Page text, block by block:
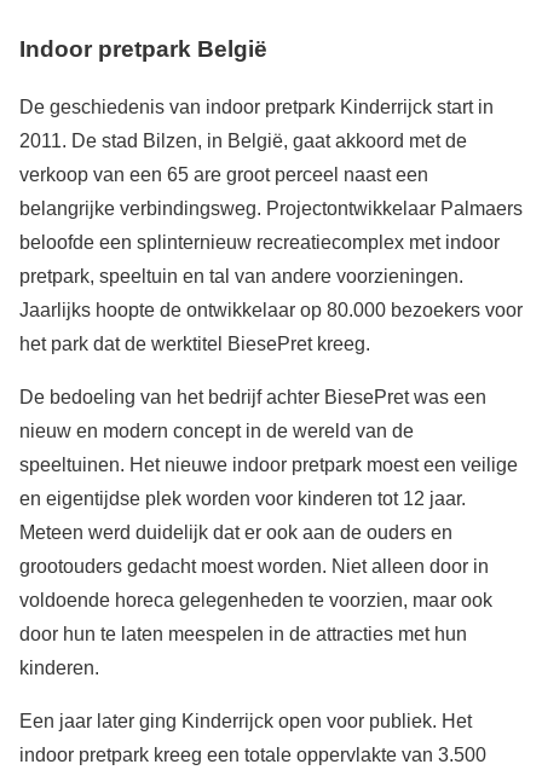
Indoor pretpark België
De geschiedenis van indoor pretpark Kinderrijck start in
2011. De stad Bilzen, in België, gaat akkoord met de
verkoop van een 65 are groot perceel naast een
belangrijke verbindingsweg. Projectontwikkelaar Palmaers
beloofde een splinternieuw recreatiecomplex met indoor
pretpark, speeltuin en tal van andere voorzieningen.
Jaarlijks hoopte de ontwikkelaar op 80.000 bezoekers voor
het park dat de werktitel BiesePret kreeg.
De bedoeling van het bedrijf achter BiesePret was een
nieuw en modern concept in de wereld van de
speeltuinen. Het nieuwe indoor pretpark moest een veilige
en eigentijdse plek worden voor kinderen tot 12 jaar.
Meteen werd duidelijk dat er ook aan de ouders en
grootouders gedacht moest worden. Niet alleen door in
voldoende horeca gelegenheden te voorzien, maar ook
door hun te laten meespelen in de attracties met hun
kinderen.
Een jaar later ging Kinderrijck open voor publiek. Het
indoor pretpark kreeg een totale oppervlakte van 3.500